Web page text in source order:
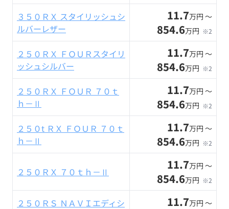
３５０ＲＸ スタイリッシュシ
ルバーレザー
11.7万円 〜
854.6万円 ※2
２５０ＲＸ ＦＯＵＲスタイリ
ッシュシルバー
11.7万円 〜
854.6万円 ※2
２５０ＲＸ ＦＯＵＲ ７０ｔ
ｈ－Ⅱ
11.7万円 〜
854.6万円 ※2
２５０t ＲＸ ＦＯＵＲ ７０ｔ
ｈ－Ⅱ
11.7万円 〜
854.6万円 ※2
２５０ＲＸ ７０ｔｈ－Ⅱ 11.7万円 〜
854.6万円 ※2
２５０ＲＳ ＮＡＶＩエディシ
11.7万円 〜